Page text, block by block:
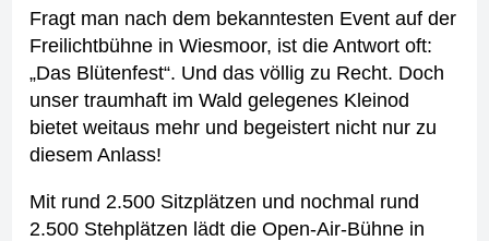
Fragt man nach dem bekanntesten Event auf der
Freilichtbühne in Wiesmoor, ist die Antwort oft:
„Das Blütenfest“. Und das völlig zu Recht. Doch
unser traumhaft im Wald gelegenes Kleinod
bietet weitaus mehr und begeistert nicht nur zu
diesem Anlass!
Mit rund 2.500 Sitzplätzen und nochmal rund
2.500 Stehplätzen lädt die Open-Air-Bühne in